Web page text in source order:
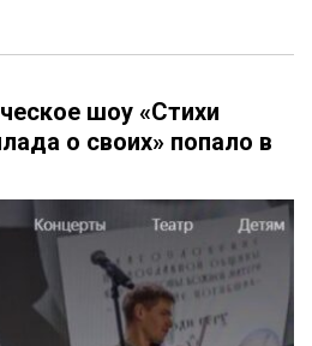
шоу «Стихи
о своих» попало в